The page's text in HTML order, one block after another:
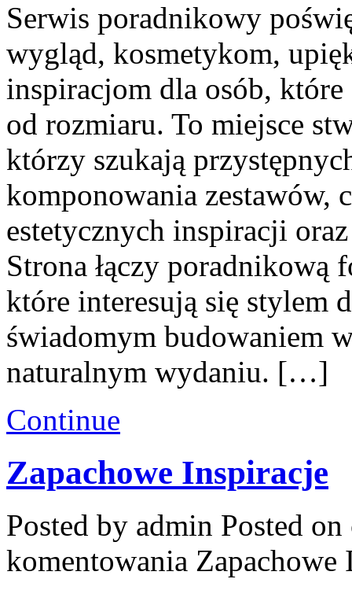
Serwis poradnikowy
wygląd, kosmetykom,
inspiracjom dla osób, które
od rozmiaru. To miejsce
którzy szukają
komponowania zestawów,
estetycznych inspiracji
Strona łączy poradnikową
które interesują się stylem
świadomym budowaniem
naturalnym wydaniu. […]
Continue
Zapachowe Inspiracje
Posted by admin Posted
komentowania Zapachowe